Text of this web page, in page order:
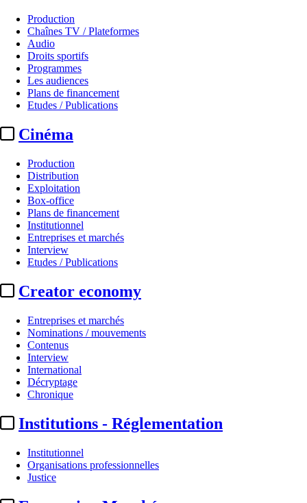
Production
Chaînes TV / Plateformes
Audio
Droits sportifs
Programmes
Les audiences
Plans de financement
Etudes / Publications
Cinéma
Production
Distribution
Exploitation
Box-office
Plans de financement
Institutionnel
Entreprises et marchés
Interview
Etudes / Publications
Creator economy
Entreprises et marchés
Nominations / mouvements
Contenus
Interview
International
Décryptage
Chronique
Institutions - Réglementation
Institutionnel
Organisations professionnelles
Justice